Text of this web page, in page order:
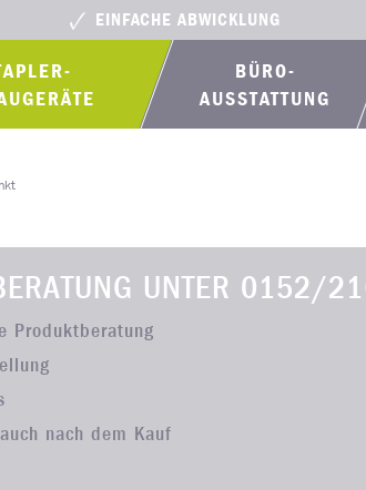
EINFACHE ABWICKLUNG
BÜRO­
AUSSTATTUNG
UNTER 0152/
Produktberatung
nach dem Kauf